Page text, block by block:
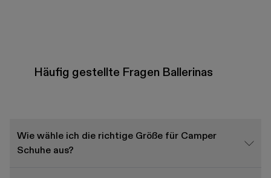
Häufig gestellte Fragen Ballerinas
Wie wähle ich die richtige Größe für Camper
Schuhe aus?